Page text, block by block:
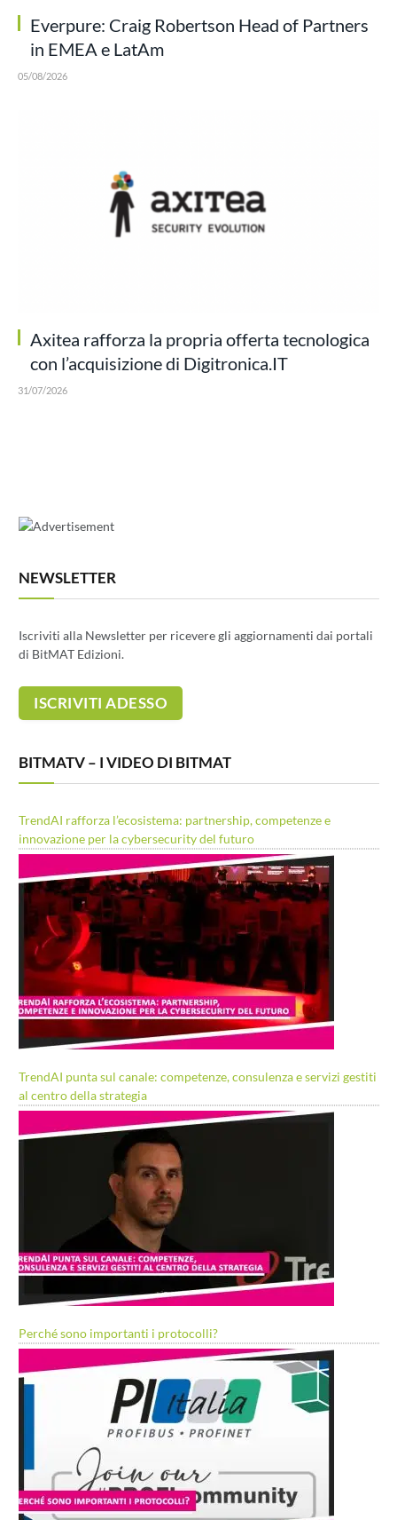
Everpure: Craig Robertson Head of Partners
in EMEA e LatAm
05/08/2026
Axitea rafforza la propria offerta tecnologica
con l’acquisizione di Digitronica.IT
31/07/2026
NEWSLETTER
Iscriviti alla Newsletter per ricevere gli aggiornamenti dai portali
di BitMAT Edizioni.
BITMATV – I VIDEO DI BITMAT
TrendAI rafforza l’ecosistema: partnership, competenze e
innovazione per la cybersecurity del futuro
TrendAI punta sul canale: competenze, consulenza e servizi gestiti
al centro della strategia
Perché sono importanti i protocolli?